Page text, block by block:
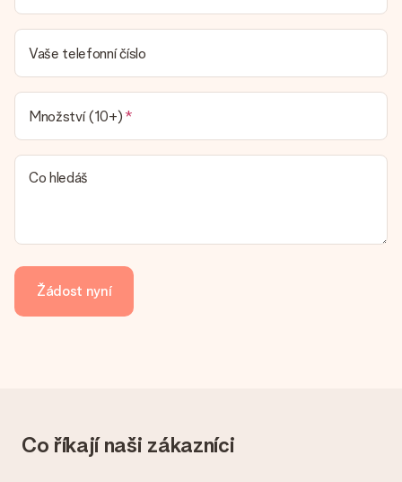
Vaše telefonní číslo
Množství (10+)
Co hledáš
Žádost nyní
Co říkají naši zákazníci